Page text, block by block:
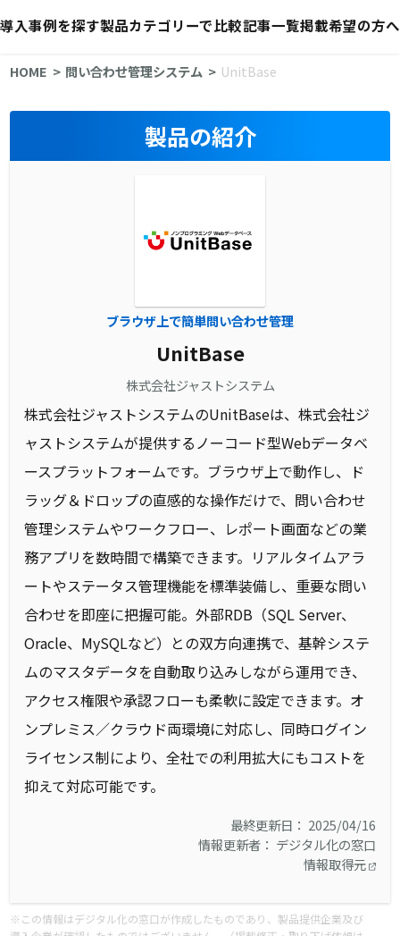
導入事例を探す製品カテゴリーで比較記事一覧掲載希望の方へ
HOME 問い合わせ管理システム UnitBase
製品の紹介
ブラウザ上で簡単問い合わせ管理
UnitBase
株式会社ジャストシステム
株式会社ジャストシステムのUnitBaseは、株式会社ジ
ャストシステムが提供するノーコード型Webデータベ
ースプラットフォームです。ブラウザ上で動作し、ド
ラッグ＆ドロップの直感的な操作だけで、問い合わせ
管理システムやワークフロー、レポート画面などの業
務アプリを数時間で構築できます。リアルタイムアラ
ートやステータス管理機能を標準装備し、重要な問い
合わせを即座に把握可能。外部RDB（SQL Server、
Oracle、MySQLなど）との双方向連携で、基幹システ
ムのマスタデータを自動取り込みしながら運用でき、
アクセス権限や承認フローも柔軟に設定できます。オ
ンプレミス／クラウド両環境に対応し、同時ログイン
ライセンス制により、全社での利用拡大にもコストを
抑えて対応可能です。
最終更新日： 2025/04/16
情報更新者： デジタル化の窓口
情報取得元
※この情報はデジタル化の窓口が作成したものであり、製品提供企業及び